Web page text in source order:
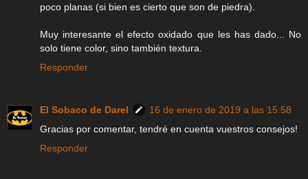
poco planas (si bien es cierto que son de piedra).
Muy interesante el efecto oxidado que les has dado... No
solo tiene color, sino también textura.
Responder
El Sobaco de Darel
16 de enero de 2019 a las 15:58
Gracias por comentar, tendré en cuenta vuestros consejos!
Responder